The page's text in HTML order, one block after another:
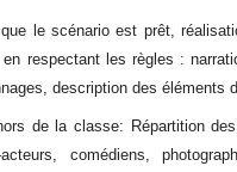
le scénario est prêt,
respectant les règles :
description des éléments
de la classe: Répartition
comédiens,